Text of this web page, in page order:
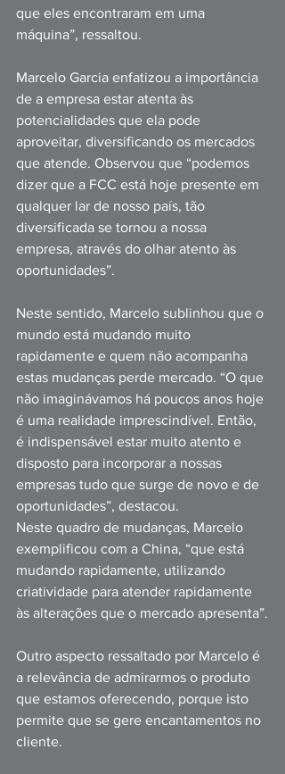
que eles encontraram em uma
máquina”, ressaltou.
Marcelo Garcia enfatizou a importância
de a empresa estar atenta às
potencialidades que ela pode
aproveitar, diversificando os mercados
que atende. Observou que “podemos
dizer que a FCC está hoje presente em
qualquer lar de nosso país, tão
diversificada se tornou a nossa
empresa, através do olhar atento às
oportunidades”.
Neste sentido, Marcelo sublinhou que o
mundo está mudando muito
rapidamente e quem não acompanha
estas mudanças perde mercado. “O que
não imaginávamos há poucos anos hoje
é uma realidade imprescindível. Então,
é indispensável estar muito atento e
disposto para incorporar a nossas
empresas tudo que surge de novo e de
oportunidades”, destacou.
Neste quadro de mudanças, Marcelo
exemplificou com a China, “que está
mudando rapidamente, utilizando
criatividade para atender rapidamente
às alterações que o mercado apresenta”.
Outro aspecto ressaltado por Marcelo é
a relevância de admirarmos o produto
que estamos oferecendo, porque isto
permite que se gere encantamentos no
cliente.